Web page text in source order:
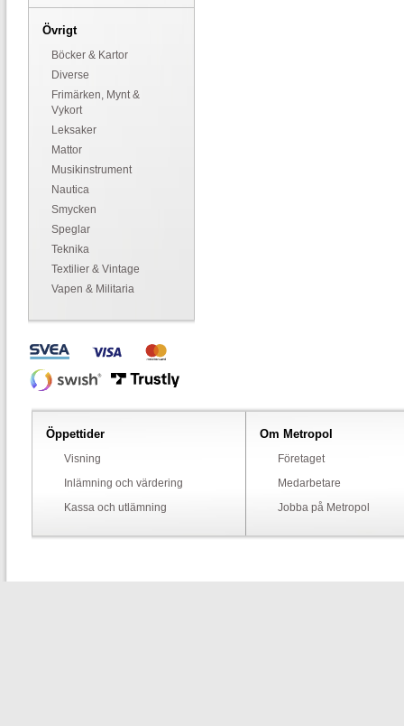
Övrigt
Böcker & Kartor
Diverse
Frimärken, Mynt &
Vykort
Leksaker
Mattor
Musikinstrument
Nautica
Smycken
Speglar
Teknika
Textilier & Vintage
Vapen & Militaria
Öppettider
Visning
Inlämning och värdering
Kassa och utlämning
Om Metropol
Företaget
Medarbetare
Jobba på Metropol